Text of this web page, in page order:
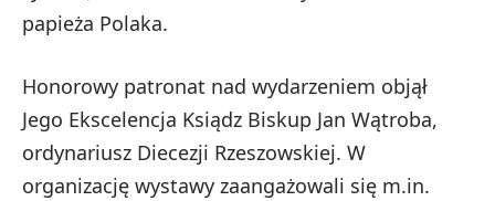
papieża Polaka.
Honorowy patronat nad wydarzeniem objął
Jego Ekscelencja Ksiądz Biskup Jan Wątroba,
ordynariusz Diecezji Rzeszowskiej. W
organizację wystawy zaangażowali się m.in.